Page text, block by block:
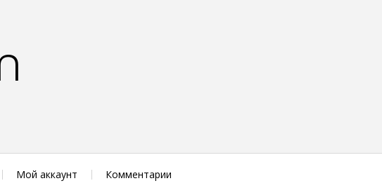
Мой аккаунт Комментарии